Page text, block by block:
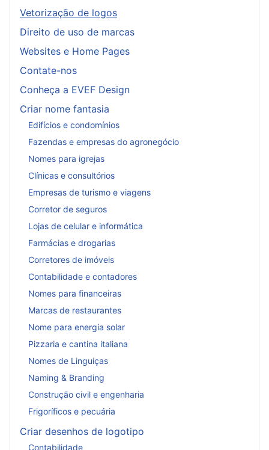
Vetorização de logos
Direito de uso de marcas
Websites e Home Pages
Contate-nos
Conheça a EVEF Design
Criar nome fantasia
Edifícios e condomínios
Fazendas e empresas do agronegócio
Nomes para igrejas
Clínicas e consultórios
Empresas de turismo e viagens
Corretor de seguros
Lojas de celular e informática
Farmácias e drogarias
Corretores de imóveis
Contabilidade e contadores
Nomes para financeiras
Marcas de restaurantes
Nome para energia solar
Pizzaria e cantina italiana
Nomes de Linguiças
Naming & Branding
Construção civil e engenharia
Frigoríficos e pecuária
Criar desenhos de logotipo
Contabilidade